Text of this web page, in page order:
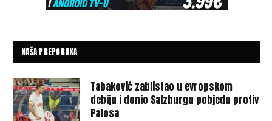
NAŠA PREPORUKA
Tabaković zablistao u evropskom
debiju i donio Salzburgu pobjedu protiv
Pafosa